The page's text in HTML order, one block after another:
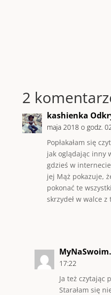
2
kashienka
maja 2018 o godz.
Popłakałam się
jak oglądając inny
gdzieś w
jej Mąż pokazuje,
pokonać te
skrzydeł w walce
17:22
Ja też czytając
Starałam się